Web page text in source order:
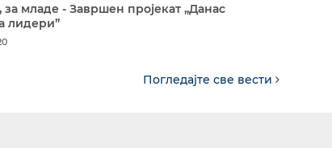
младе - Завршен пројекат „Данас
лидери”
Погледајте све вести